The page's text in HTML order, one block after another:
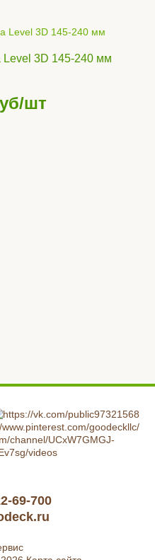
Level 3D 145-240 мм
шт
69-700